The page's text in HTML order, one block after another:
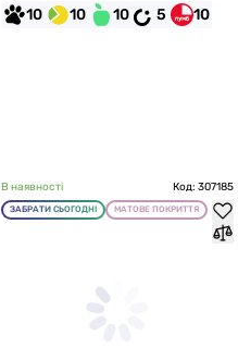
10 10 10 5 10
В наявності Код: 307185
ЗАБРАТИ СЬОГОДНІ МАТОВЕ ПОКРИТТЯ